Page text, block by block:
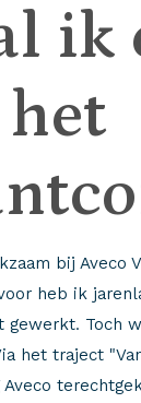
ik
bij Aveco
heb ik
gewerkt. Toch
het traject